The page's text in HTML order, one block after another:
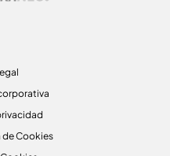
Cookies